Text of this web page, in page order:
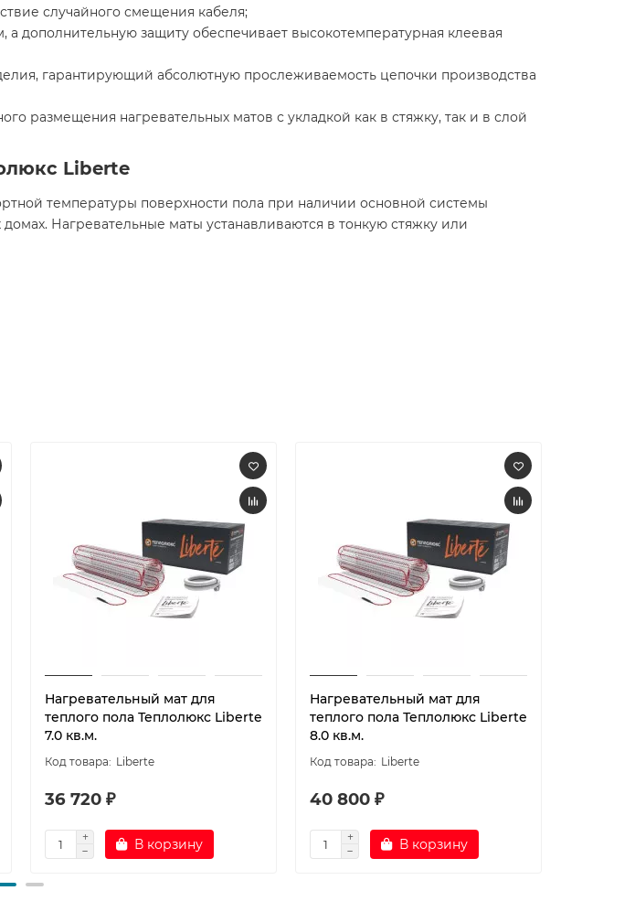
случайного смещения кабеля;
дополнительную защиту обеспечивает высокотемпературная клеевая
гарантирующий абсолютную прослеживаемость цепочки производства
размещения нагревательных матов с укладкой как в стяжку, так и в слой
Liberte
температуры поверхности пола при наличии основной системы
Нагревательные маты устанавливаются в тонкую стяжку или
Нагревательный мат для
теплого пола Теплолюкс Liberte
7.0 кв.м.
Liberte
36 720 ₽
В корзину
Нагревательный мат для
теплого пола Теплолюкс Liberte
8.0 кв.м.
Liberte
40 800 ₽
В корзину